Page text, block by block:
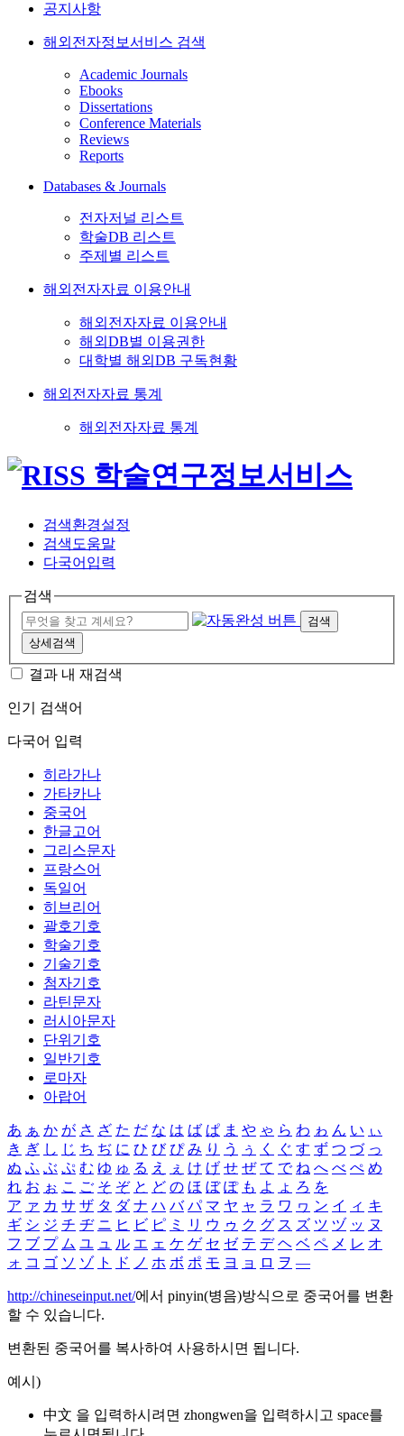
공지사항
해외전자정보서비스 검색
Academic Journals
Ebooks
Dissertations
Conference Materials
Reviews
Reports
Databases & Journals
전자저널 리스트
학술DB 리스트
주제별 리스트
해외전자자료 이용안내
해외전자자료 이용안내
해외DB별 이용권한
대학별 해외DB 구독현황
해외전자자료 통계
해외전자자료 통계
검색환경설정
검색도움말
다국어입력
검색
검색
상세검색
결과 내 재검색
인기 검색어
다국어 입력
히라가나
가타카나
중국어
한글고어
그리스문자
프랑스어
독일어
히브리어
괄호기호
학술기호
기술기호
첨자기호
라틴문자
러시아문자
단위기호
일반기호
로마자
아랍어
あ ぁ か が さ ざ た だ な は ば ぱ ま や ゃ ら わ ゎ ん い ぃ
き ぎ し じ ち ぢ に ひ び ぴ み り う ぅ く ぐ す ず つ づ っ
ぬ ふ ぶ ぷ む ゆ ゅ る え ぇ け げ せ ぜ て で ね へ べ ぺ め
れ お ぉ こ ご そ ぞ と ど の ほ ぼ ぽ も よ ょ ろ を
ア ァ カ サ ザ タ ダ ナ ハ バ パ マ ヤ ャ ラ ワ ヮ ン イ ィ キ
ギ シ ジ チ ヂ ニ ヒ ビ ピ ミ リ ウ ゥ ク グ ス ズ ツ ヅ ッ ヌ
フ ブ プ ム ユ ュ ル エ ェ ケ ゲ セ ゼ テ デ ヘ ベ ペ メ レ オ
ォ コ ゴ ソ ゾ ト ド ノ ホ ボ ポ モ ヨ ョ ロ ヲ ―
http://chineseinput.net/에서 pinyin(병음)방식으로 중국어를 변환
할 수 있습니다.
변환된 중국어를 복사하여 사용하시면 됩니다.
예시)
中文 을 입력하시려면 zhongwen을 입력하시고 space를